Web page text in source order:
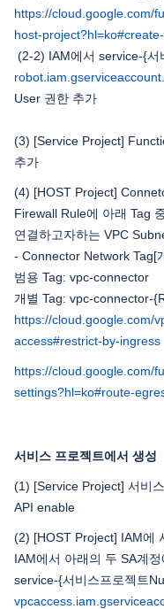
https://cloud.google.com/
host-
(2-2) IAM에서 service-{서
User 권한 추가
(3) [Service Project]
추가
(4) [HOST Project]
Firewall Rule에 아래 Tag
연결하고자하는 VPC
- Connector Network Tag[
범용 Tag: vpc-connector
개별 Tag: vpc-connector-
https://cloud.google.com/
access#restrict-by-ingress
https://cloud.google.com/
settings?hl=ko#route-
서비스 프로젝트에서 생성
(1) [Service Project] 서비
API enable
(2) [HOST Project] IAM에
IAM에서 아래의 두 SA계
service-{서비스프로젝트